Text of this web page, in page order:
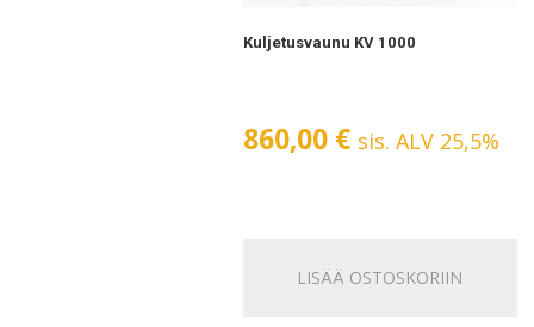
Kuljetusvaunu KV 1000
860,00 € sis. ALV 25,5%
LISÄÄ OSTOSKORIIN